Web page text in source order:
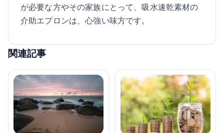
が必要な方やその家族にとって、吸水速乾素材の
介助エプロンは、心強い味方です。
関連記事